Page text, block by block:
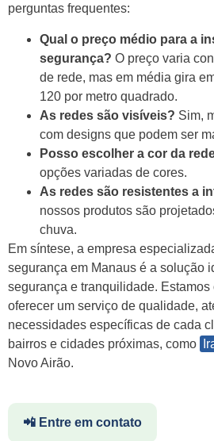
perguntas frequentes:
Qual o preço médio para a
segurança? O preço varia
de rede, mas em média gira
120 por metro quadrado.
As redes são visíveis? Sim,
com designs que podem ser
Posso escolher a cor da
opções variadas de cores.
As redes são resistentes a
nossos produtos são
chuva.
Em síntese, a empresa
segurança em Manaus é a solução
segurança e tranquilidade.
oferecer um serviço de qualidade,
necessidades específicas de cada
bairros e cidades próximas, como
Novo Airão.
📲 Entre em contato